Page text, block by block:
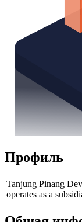
Профиль
Tanjung Pinang
operates as a